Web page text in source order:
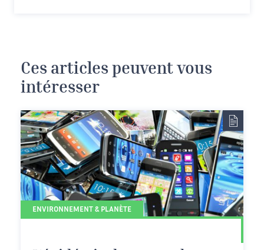
Ces articles peuvent vous
intéresser
ENVIRONNEMENT & PLANÈTE